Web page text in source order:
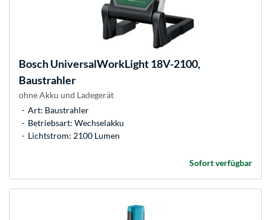
BoschUniversalWorkLight 18V-2100,
Baustrahler
ohne Akku und Ladegerät
Art: Baustrahler
Betriebsart: Wechselakku
Lichtstrom: 2100 Lumen
Sofort verfügbar